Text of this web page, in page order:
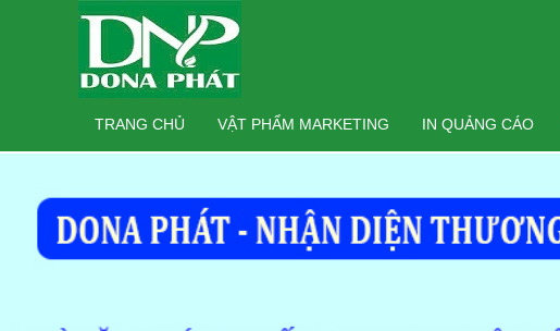
TRANG CHỦ VẬT PHẨM MARKETING IN QUẢNG CÁO
Search